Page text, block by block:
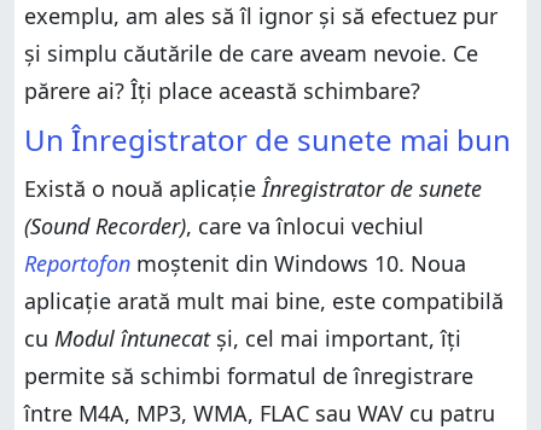
exemplu, am ales să îl ignor și să efectuez pur
și simplu căutările de care aveam nevoie. Ce
părere ai? Îți place această schimbare?
Un Înregistrator de sunete mai bun
Există o nouă aplicațieÎnregistrator de sunete
(Sound Recorder), care va înlocui vechiul
Reportofon moștenit din Windows 10. Noua
aplicație arată mult mai bine, este compatibilă
cu Modul întunecatși, cel mai important, îți
permite să schimbi formatul de înregistrare
între M4A, MP3, WMA, FLAC sau WAV cu patru